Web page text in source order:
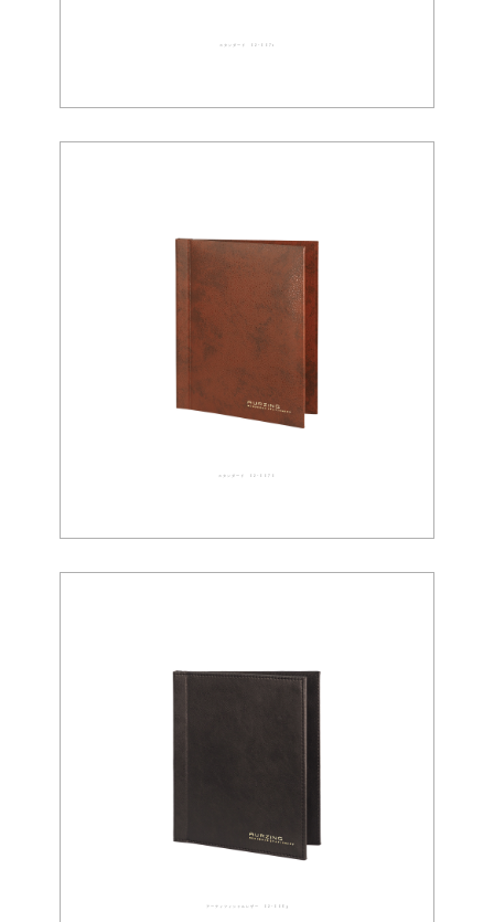
スタンダード 02-0071
スタンダード 02-0070
アーティフィシャルレザー 02-0069